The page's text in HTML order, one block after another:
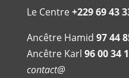
Le Centre+229 69 43
Ancêtre Hamid 97 44
Ancêtre Karl 96 00 34
contact@